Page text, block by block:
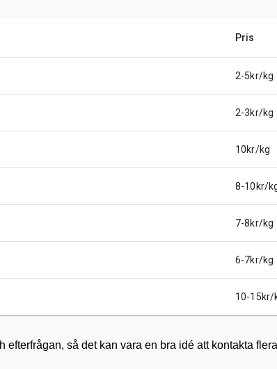
Pris
2-5kr/kg
2-3kr/kg
10kr/kg
8-10kr/
7-8kr/kg
6-7kr/kg
10-15kr/
så det kan vara en bra idé att kontakta